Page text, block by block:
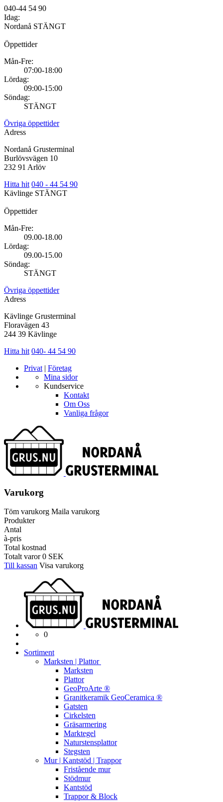
040-44 54 90
Idag:
Nordanå STÄNGT
Öppettider
Mån-Fre:
07:00-18:00
Lördag:
09:00-15:00
Söndag:
STÄNGT
Övriga öppettider
Adress
Nordanå Grusterminal
Burlövsvägen 10
232 91 Arlöv
Hitta hit 040 - 44 54 90
Kävlinge STÄNGT
Öppettider
Mån-Fre:
09.00-18.00
Lördag:
09.00-15.00
Söndag:
STÄNGT
Övriga öppettider
Adress
Kävlinge Grusterminal
Floravägen 43
244 39 Kävlinge
Hitta hit 040- 44 54 90
Privat | Företag
Mina sidor
Kundservice
Kontakt
Om Oss
Vanliga frågor
Varukorg
Töm varukorg Maila varukorg
Produkter
Antal
à-pris
Total kostnad
Totalt varor0 SEK
Till kassan Visa varukorg
0
Sortiment
Marksten | Plattor
Marksten
Plattor
GeoProArte ®
Granitkeramik GeoCeramica ®
Gatsten
Cirkelsten
Gräsarmering
Marktegel
Naturstensplattor
Stegsten
Mur | Kantstöd | Trappor
Fristående mur
Stödmur
Kantstöd
Trappor & Block